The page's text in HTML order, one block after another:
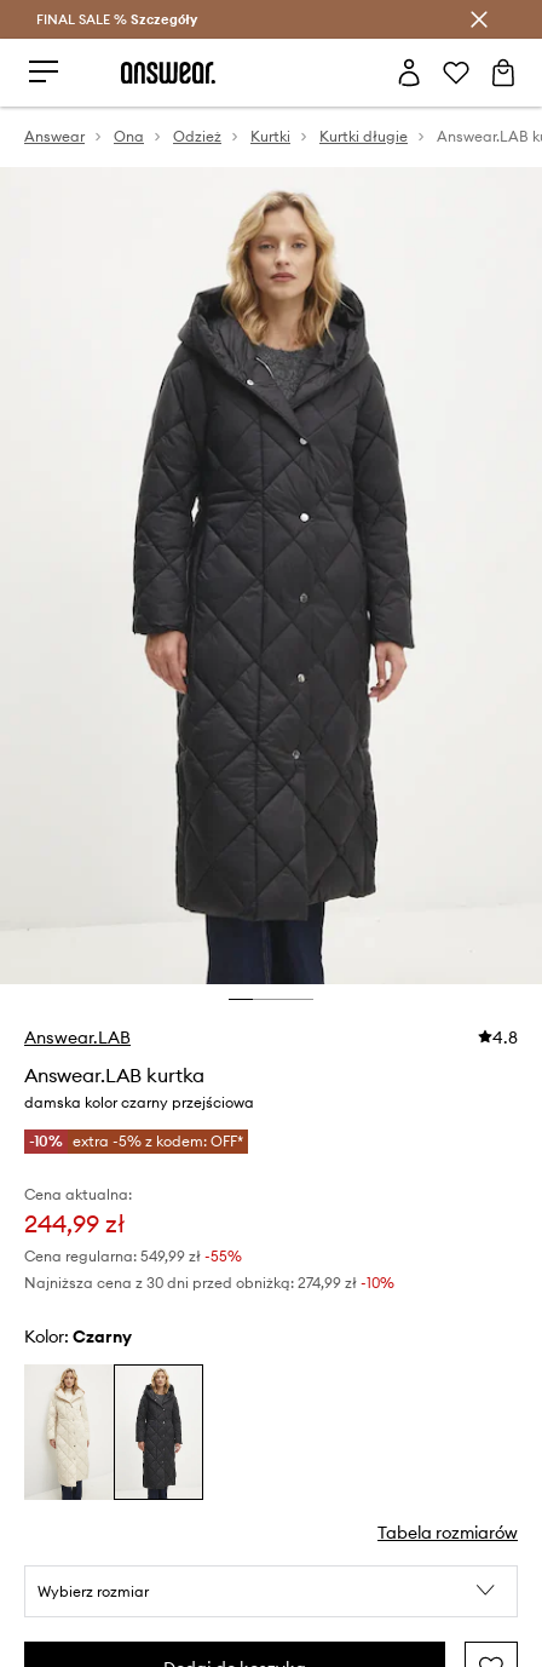
Oszczędzaj z Answear Club >
FINAL SALE % Szczegóły
Answear Ona Odzież Kurtki Kurtki długie Answear.LAB
Answear.LAB 4.8
Answear.LAB kurtka
damska kolor czarny przejściowa
-10% extra -5% z kodem: OFF*
Cena aktualna:
244,99 zł
Cena regularna: 549,99 zł -55%
Najniższa cena z 30 dni przed obniżką: 274,99 zł -10%
Kolor: czarny
Tabela rozmiarów
Wybierz rozmiar